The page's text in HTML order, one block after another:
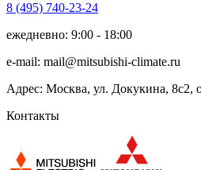
8 (495) 740-23-24
ежедневно: 9:00 - 18:00
e-mail: mail@mitsubishi-climate.ru
Адрес: Москва, ул. Докукина, 8с2,
Контакты